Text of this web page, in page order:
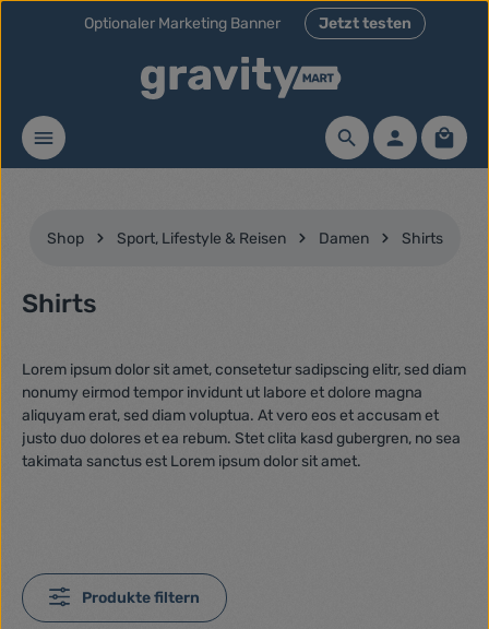
Zum Hauptinhalt springen
Optionaler Marketing Banner Jetzt testen
Shop Sport, Lifestyle & Reisen Damen Shirts
Shirts
Lorem ipsum dolor sit amet, consetetur sadipscing elitr, sed diam
nonumy eirmod tempor invidunt ut labore et dolore magna
aliquyam erat, sed diam voluptua. At vero eos et accusam et
justo duo dolores et ea rebum. Stet clita kasd gubergren, no sea
takimata sanctus est Lorem ipsum dolor sit amet.
Produkte filtern